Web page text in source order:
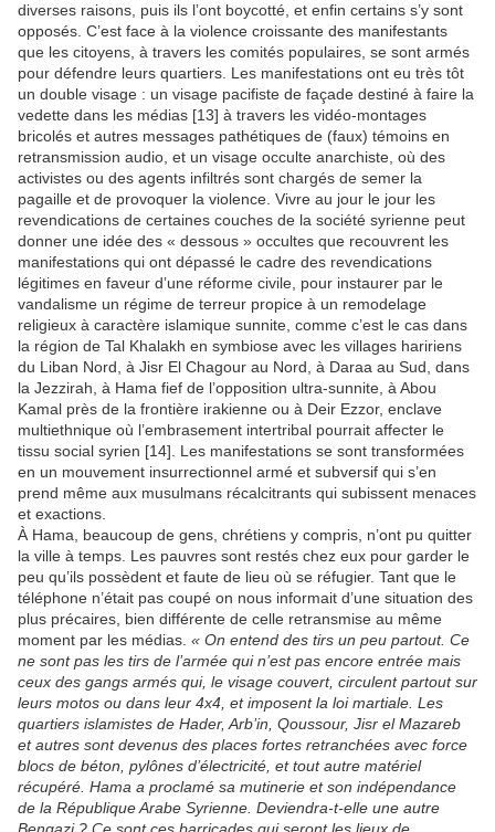
diverses raisons, puis ils l’ont boycotté, et enfin certains s’y sont
opposés. C’est face à la violence croissante des manifestants
que les citoyens, à travers les comités populaires, se sont armés
pour défendre leurs quartiers. Les manifestations ont eu très tôt
un double visage : un visage pacifiste de façade destiné à faire la
vedette dans les médias [13] à travers les vidéo-montages
bricolés et autres messages pathétiques de (faux) témoins en
retransmission audio, et un visage occulte anarchiste, où des
activistes ou des agents infiltrés sont chargés de semer la
pagaille et de provoquer la violence. Vivre au jour le jour les
revendications de certaines couches de la société syrienne peut
donner une idée des « dessous » occultes que recouvrent les
manifestations qui ont dépassé le cadre des revendications
légitimes en faveur d’une réforme civile, pour instaurer par le
vandalisme un régime de terreur propice à un remodelage
religieux à caractère islamique sunnite, comme c’est le cas dans
la région de Tal Khalakh en symbiose avec les villages haririens
du Liban Nord, à Jisr El Chagour au Nord, à Daraa au Sud, dans
la Jezzirah, à Hama fief de l’opposition ultra-sunnite, à Abou
Kamal près de la frontière irakienne ou à Deir Ezzor, enclave
multiethnique où l’embrasement intertribal pourrait affecter le
tissu social syrien [14]. Les manifestations se sont transformées
en un mouvement insurrectionnel armé et subversif qui s’en
prend même aux musulmans récalcitrants qui subissent menaces
et exactions.
À Hama, beaucoup de gens, chrétiens y compris, n’ont pu quitter
la ville à temps. Les pauvres sont restés chez eux pour garder le
peu qu’ils possèdent et faute de lieu où se réfugier. Tant que le
téléphone n’était pas coupé on nous informait d’une situation des
plus précaires, bien différente de celle retransmise au même
moment par les médias. « On entend des tirs un peu partout. Ce
ne sont pas les tirs de l’armée qui n’est pas encore entrée mais
ceux des gangs armés qui, le visage couvert, circulent partout sur
leurs motos ou dans leur 4x4, et imposent la loi martiale. Les
quartiers islamistes de Hader, Arb’in, Qoussour, Jisr el Mazareb
et autres sont devenus des places fortes retranchées avec force
blocs de béton, pylônes d’électricité, et tout autre matériel
récupéré. Hama a proclamé sa mutinerie et son indépendance
de la République Arabe Syrienne. Deviendra-t-elle une autre